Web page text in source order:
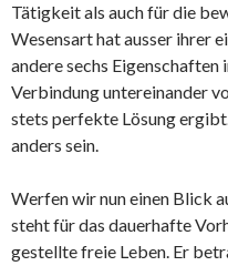
Tätigkeit als auch für die
Wesensart hat ausser ihrer
andere sechs Eigenschaften
Verbindung untereinander
stets perfekte Lösung
anders sein.
Werfen wir nun einen Blick
steht für das dauerhafte
gestellte freie Leben. Er